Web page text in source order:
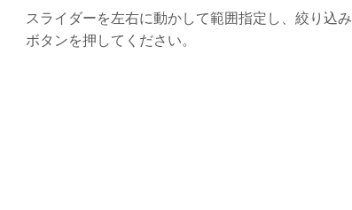
スライダーを左右に動かして範囲指定し、絞り込み
ボタンを押してください。